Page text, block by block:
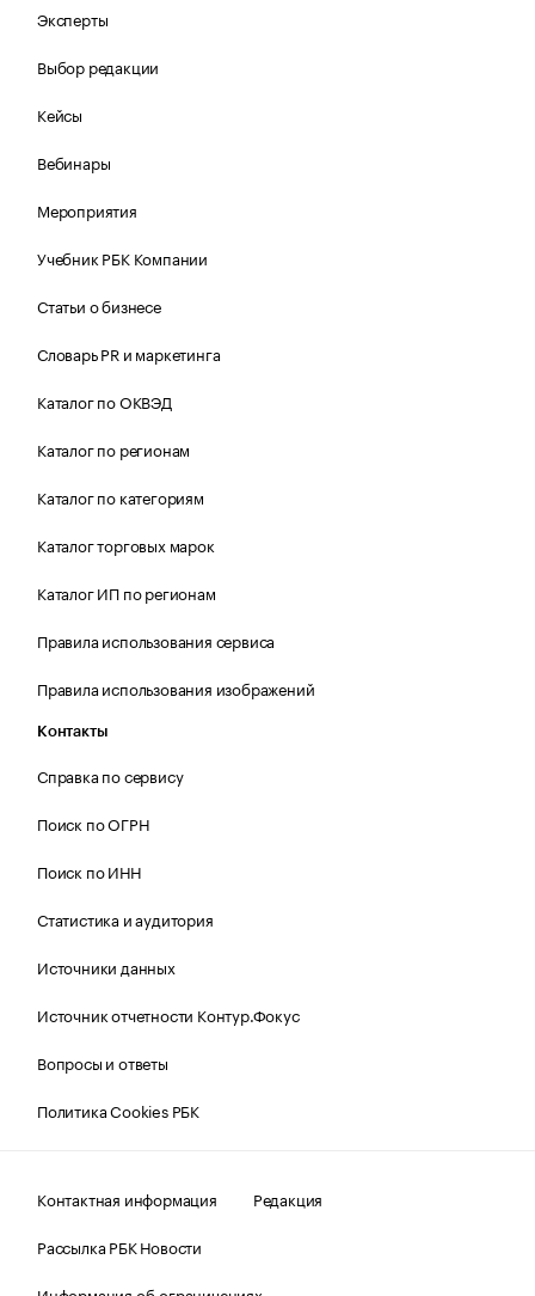
Эксперты
Выбор редакции
Кейсы
Вебинары
Мероприятия
Учебник РБК Компании
Статьи о бизнесе
Словарь PR и маркетинга
Каталог по ОКВЭД
Каталог по регионам
Каталог по категориям
Каталог торговых марок
Каталог ИП по регионам
Правила использования сервиса
Правила использования изображений
Контакты
Справка по сервису
Поиск по ОГРН
Поиск по ИНН
Статистика и аудитория
Источники данных
Источник отчетности Контур.Фокус
Вопросы и ответы
Политика Cookies РБК
Контактная информация
Редакция
Рассылка РБК Новости